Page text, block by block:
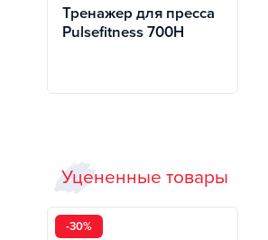
Тренажер для пресса
Pulsefitness 700H
Уцененные товары
-30%